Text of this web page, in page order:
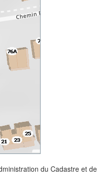
du Cadastre et